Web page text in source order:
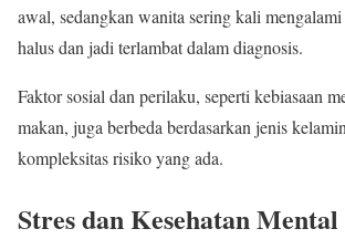
awal, sedangkan wanita sering kali
halus dan jadi terlambat dalam diagnosis.
Faktor sosial dan perilaku, seperti kebiasaan
makan, juga berbeda berdasarkan jenis
kompleksitas risiko yang ada.
Stres dan Kesehatan Mental